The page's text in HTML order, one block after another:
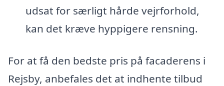
udsat for særligt hårde vejrforhold,
kan det kræve hyppigere rensning.
For at få den bedste pris på facaderens i
Rejsby, anbefales det at indhente tilbud